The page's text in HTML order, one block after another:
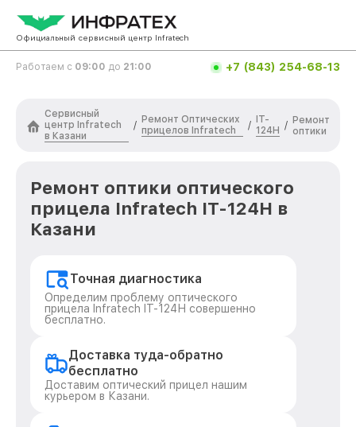
Официальный сервисный центр Infratech
Работаем с 09:00 до 21:00 +7 (843) 254-68-13
Сервисный
центр Infratech
в Казани
/
Ремонт Оптических
прицелов Infratech
/
IT-
124Н / Ремонт
оптики
Ремонт оптики оптического
прицела Infratech IT-124Н в
Казани
Точная диагностика
Определим проблему оптического
прицела Infratech IT-124Н совершенно
бесплатно.
Доставка туда-обратно
бесплатно
Доставим оптический прицел нашим
курьером в Казани.